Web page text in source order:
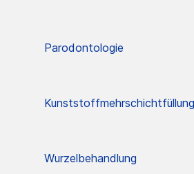
Parodontologie
Wurzelbehandlung